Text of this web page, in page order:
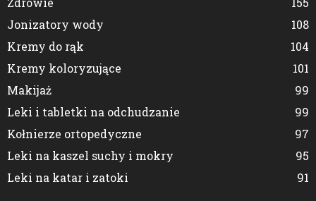
Jonizatory wody
108
Kremy do rąk
104
Kremy koloryzujące
101
Makijaż
99
Leki i tabletki na odchudzanie
99
Kołnierze ortopedyczne
97
Leki na kaszel suchy i mokry
95
Leki na katar i zatoki
91